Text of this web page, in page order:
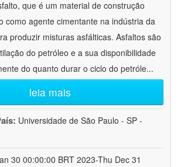
que é um material de construção
como agente cimentante na indústria da
produzir misturas asfálticas. Asfaltos são
do petróleo e a sua disponibilidade
do quanto durar o ciclo do petróle...
leia mais
Universidade de São Paulo - SP -
30 00:00:00 BRT 2023-Thu Dec 31